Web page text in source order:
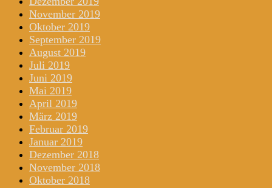
November 2019
Oktober 2019
September 2019
August 2019
Juli 2019
Juni 2019
Mai 2019
April 2019
März 2019
Februar 2019
Januar 2019
Dezember 2018
November 2018
Oktober 2018